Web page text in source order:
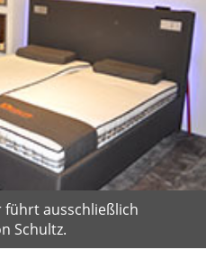
ausschließlich
Schultz.